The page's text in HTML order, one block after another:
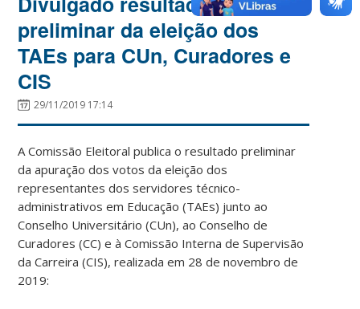
preliminar da eleição dos
TAEs para CUn, Curadores e
CIS
29/11/2019 17:14
A Comissão Eleitoral publica o resultado preliminar
da apuração dos votos da eleição dos
representantes dos servidores técnico-
administrativos em Educação (TAEs) junto ao
Conselho Universitário (CUn), ao Conselho de
Curadores (CC) e à Comissão Interna de Supervisão
da Carreira (CIS), realizada em 28 de novembro de
2019: